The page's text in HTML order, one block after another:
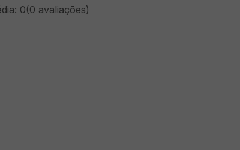
0(0 avaliações)